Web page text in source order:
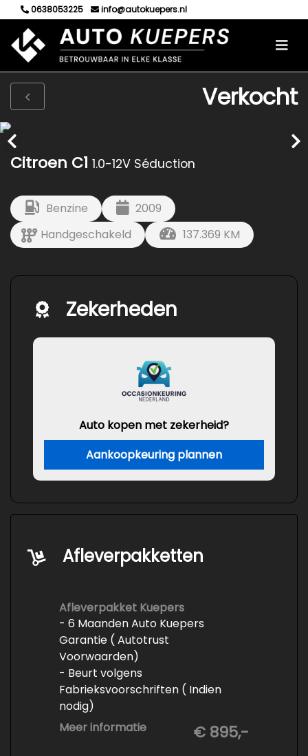
0638053225 info@autokuepers.nl
Verkocht
Citroen C1 1.0-12V Séduction
Benzine
2009
Handgeschakeld
137.369 KM
Zekerheden
Auto kopen met zekerheid?
Aankoopkeuring plannen
Afleverpakketten
Afleverpakket Kuepers
- 6 Maanden Auto Kuepers
Garantie ( Autotrust
Voorwaarden)
- Beurt volgens
Fabrieksvoorschriften ( Indien
nodig)
- Minimaal 6 maanden APK
- Minimaal 3 mm banden profiel
Meer informatie € 895,-